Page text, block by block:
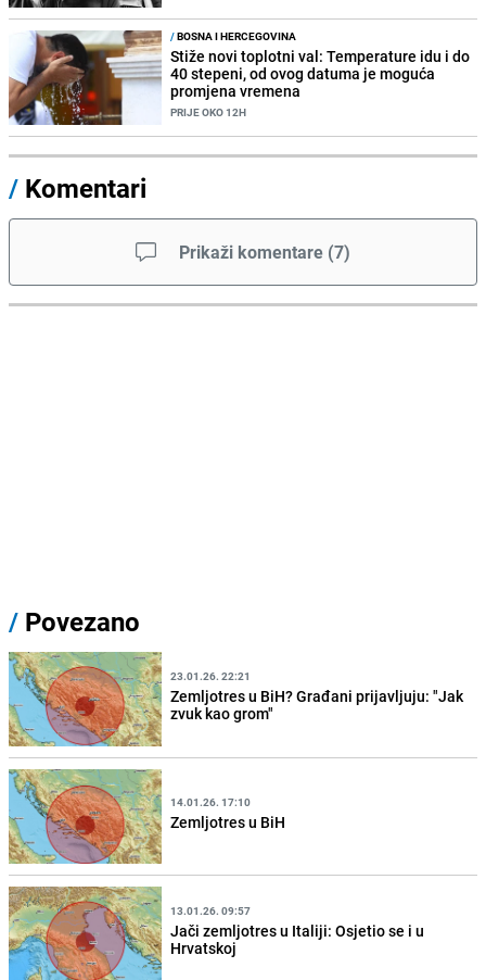
/BOSNA I HERCEGOVINA
Stiže novi toplotni val: Temperature idu i do
40 stepeni, od ovog datuma je moguća
promjena vremena
PRIJE OKO 12H
/ Komentari
Prikaži komentare (7)
/ Povezano
23.01.26. 22:21
Zemljotres u BiH? Građani prijavljuju: "Jak
zvuk kao grom"
14.01.26. 17:10
Zemljotres u BiH
13.01.26. 09:57
Jači zemljotres u Italiji: Osjetio se i u
Hrvatskoj